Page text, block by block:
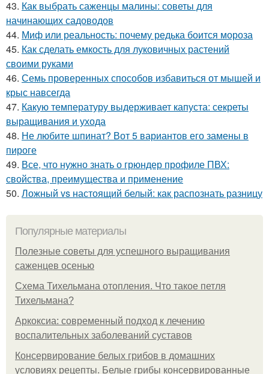
43. Как выбрать саженцы малины: советы для
начинающих садоводов
44. Миф или реальность: почему редька боится мороза
45. Как сделать емкость для луковичных растений
своими руками
46. Семь проверенных способов избавиться от мышей и
крыс навсегда
47. Какую температуру выдерживает капуста: секреты
выращивания и ухода
48. Не любите шпинат? Вот 5 вариантов его замены в
пироге
49. Все, что нужно знать о грюндер профиле ПВХ:
свойства, преимущества и применение
50. Ложный vs настоящий белый: как распознать разницу
Популярные материалы
Полезные советы для успешного выращивания
саженцев осенью
Схема Тихельмана отопления. Что такое петля
Тихельмана?
Аркоксиа: современный подход к лечению
воспалительных заболеваний суставов
Консервирование белых грибов в домашних
условиях рецепты. Белые грибы консервированные